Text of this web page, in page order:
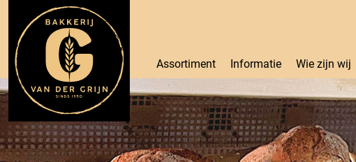
Assortiment Informatie Wie zijn wij